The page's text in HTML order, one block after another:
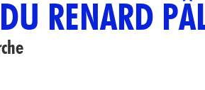
RENARD